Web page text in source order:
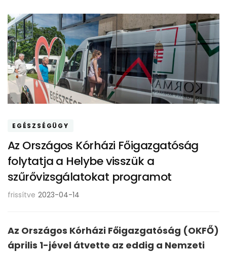
EGÉSZSÉGÜGY
Az Országos Kórházi Főigazgatóság
folytatja a Helybe visszük a
szűrővizsgálatokat programot
frissítve 2023-04-14
Az Országos Kórházi Főigazgatóság (OKFŐ)
április 1-jével átvette az eddig a Nemzeti